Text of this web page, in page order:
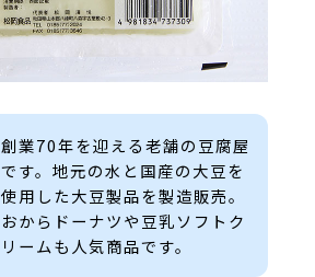
創業70年を迎える老舗の豆腐屋
です。地元の水と国産の大豆を
使用した大豆製品を製造販売。
おからドーナツや豆乳ソフトク
リームも人気商品です。